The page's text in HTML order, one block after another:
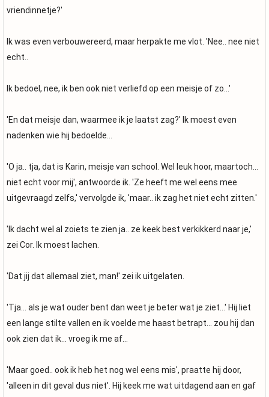
vriendinnetje?'
Ik was even verbouwereerd, maar herpakte me vlot. 'Nee.. nee niet
echt..
Ik bedoel, nee, ik ben ook niet verliefd op een meisje of zo...'
'En dat meisje dan, waarmee ik je laatst zag?' Ik moest even
nadenken wie hij bedoelde...
'O ja.. tja, dat is Karin, meisje van school. Wel leuk hoor, maartoch...
niet echt voor mij', antwoorde ik. 'Ze heeft me wel eens mee
uitgevraagd zelfs,' vervolgde ik, 'maar.. ik zag het niet echt zitten.'
'Ik dacht wel al zoiets te zien ja.. ze keek best verkikkerd naar je,'
zei Cor. Ik moest lachen.
'Dat jij dat allemaal ziet, man!' zei ik uitgelaten.
'Tja... als je wat ouder bent dan weet je beter wat je ziet...' Hij liet
een lange stilte vallen en ik voelde me haast betrapt... zou hij dan
ook zien dat ik... vroeg ik me af...
'Maar goed.. ook ik heb het nog wel eens mis', praatte hij door,
'alleen in dit geval dus niet'. Hij keek me wat uitdagend aan en gaf